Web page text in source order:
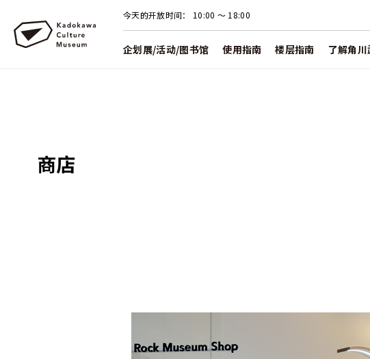
今天的开放时间： 10:00 〜 18:00
企划展/活动/图书馆 使用指南 楼层指南 了解角
商店